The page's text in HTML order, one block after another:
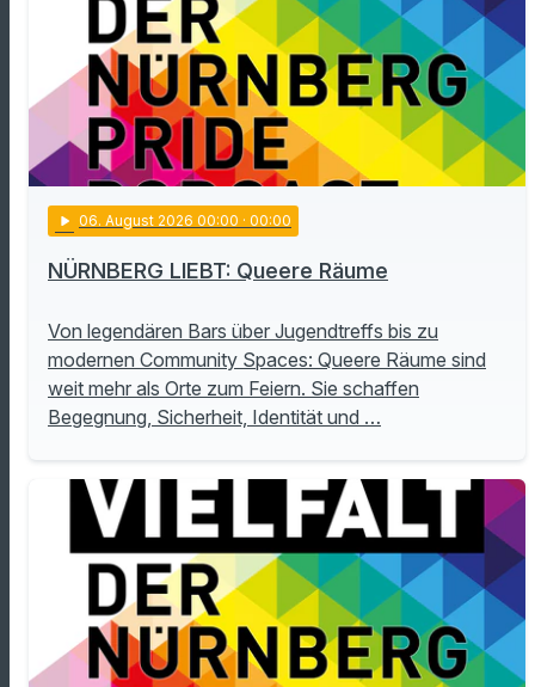
play_arrow 06. August 2026 00:00 · 00:00
NÜRNBERG LIEBT: Queere Räume
Von legendären Bars über Jugendtreffs bis zu
modernen Community Spaces: Queere Räume sind
weit mehr als Orte zum Feiern. Sie schaffen
Begegnung, Sicherheit, Identität und …